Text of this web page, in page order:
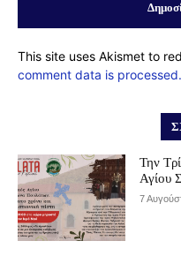
This site uses Akismet to
comment data is processed.
Την
Αγίου
7